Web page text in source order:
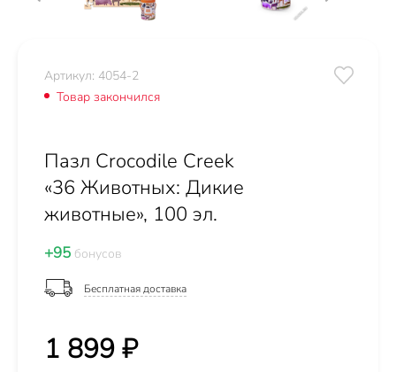
Артикул: 4054-2
Товар закончился
Пазл Crocodile Creek
«36 Животных: Дикие
животные», 100 эл.
+95 бонусов
Бесплатная доставка
1 899 ₽